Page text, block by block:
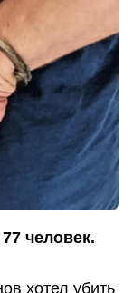
человек.
хотел убить